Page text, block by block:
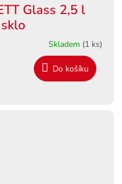
Glass 2,5 l
Skladem (1 ks)
Do košíku